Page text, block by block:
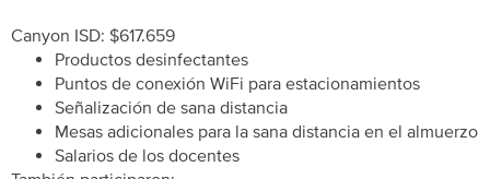
Canyon ISD: $617.659
Productos desinfectantes
Puntos de conexión WiFi para estacionamientos
Señalización de sana distancia
Mesas adicionales para la sana distancia en el almuerzo
Salarios de los docentes